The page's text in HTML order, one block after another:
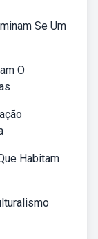
Se Um
O
Habitam